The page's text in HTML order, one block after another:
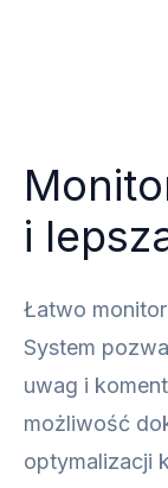
i
Łatwo
System
uwag i
możliwość
optymalizacji